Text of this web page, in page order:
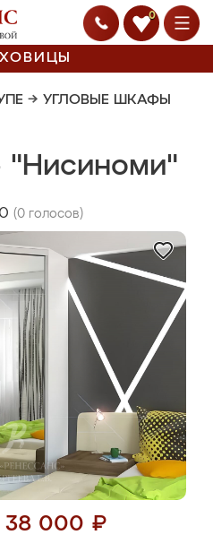
0
→ УГЛОВЫЕ ШКАФЫ
"Нисиноми"
(0 голосов)
38 000 ₽